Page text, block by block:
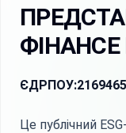
ФІНАНСЕ
ЄДРПОУ:
Це публічний